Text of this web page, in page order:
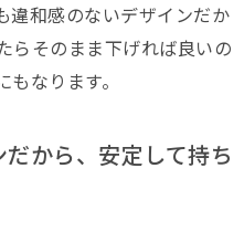
違和感のないデザインだか
らそのまま下げれば良いの
なります。
から、安定して持ち